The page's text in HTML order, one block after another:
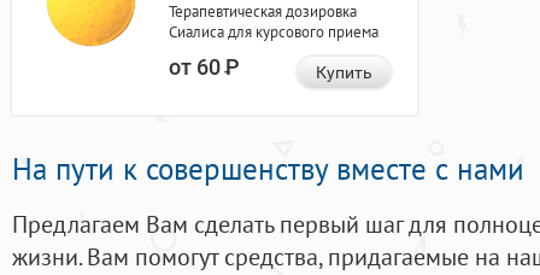
Терапевтическая дозировка
Сиалиса для курсового приема
от 60Р Купить
На пути к совершенству вместе с нами
Предлагаем Вам сделать первый шаг для
жизни. Вам помогут средства, придагаемые на